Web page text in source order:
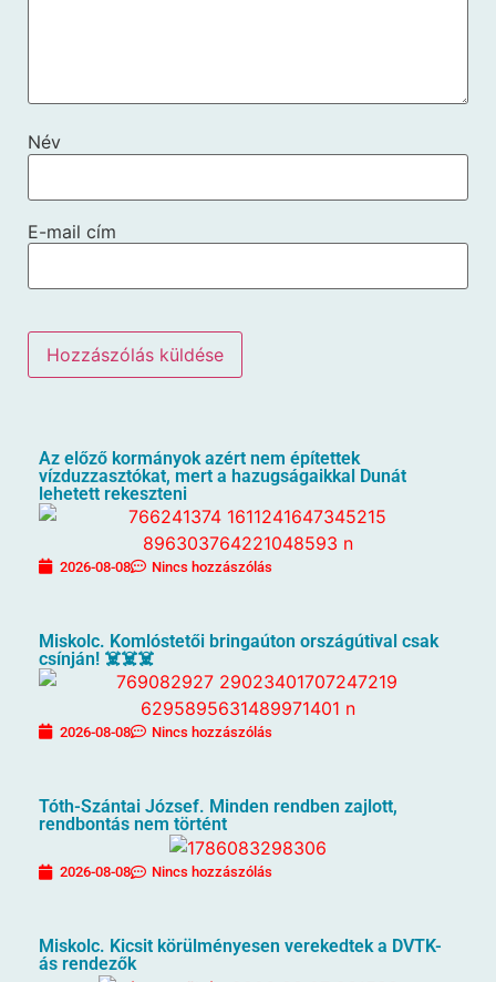
Név
E-mail cím
Az előző kormányok azért nem építettek
vízduzzasztókat, mert a hazugságaikkal Dunát
lehetett rekeszteni
2026-08-08 Nincs hozzászólás
Miskolc. Komlóstetői bringaúton országútival csak
csínján! ☠️☠️☠️
2026-08-08 Nincs hozzászólás
Tóth-Szántai József. Minden rendben zajlott,
rendbontás nem történt
2026-08-08 Nincs hozzászólás
Miskolc. Kicsit körülményesen verekedtek a DVTK-
ás rendezők